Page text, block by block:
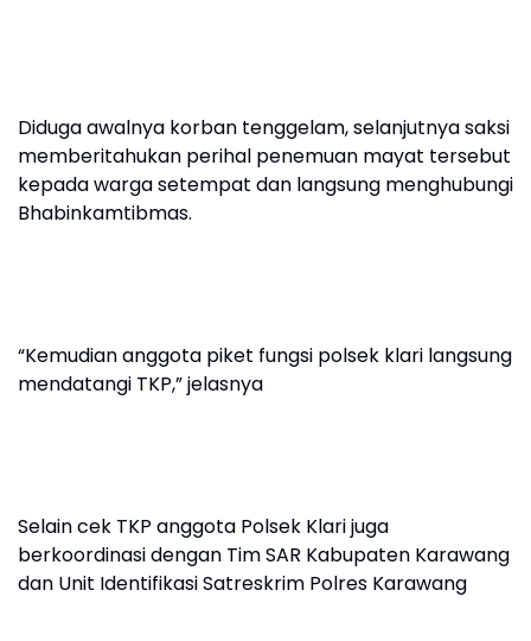
Diduga awalnya korban tenggelam, selanjutnya saksi
memberitahukan perihal penemuan mayat tersebut
kepada warga setempat dan langsung menghubungi
Bhabinkamtibmas.
“Kemudian anggota piket fungsi polsek klari langsung
mendatangi TKP,” jelasnya
Selain cek TKP anggota Polsek Klari juga
berkoordinasi dengan Tim SAR Kabupaten Karawang
dan Unit Identifikasi Satreskrim Polres Karawang